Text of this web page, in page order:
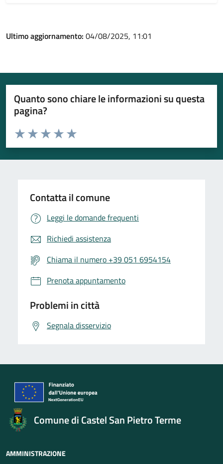
Ultimo aggiornamento: 04/08/2025, 11:01
Quanto sono chiare le informazioni su questa
pagina?
Valuta da 1 a 5 stelle la pagina
Valuta 5 stelle su 5
Valuta 4 stelle su 5
Valuta 3 stelle su 5
Valuta 2 stelle su 5
Valuta 1 stelle su 5
Contatta il comune
Leggi le domande frequenti
Richiedi assistenza
Chiama il numero +39 051 6954154
Prenota appuntamento
Problemi in città
Segnala disservizio
Comune di Castel San Pietro Terme
AMMINISTRAZIONE